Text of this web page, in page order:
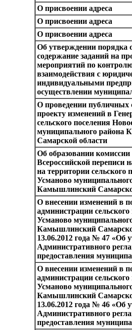
О присвоении адреса
О присвоении адреса
О присвоении адреса
Об утверждении порядка
содержание заданий на
мероприятий по
взаимодействия с
индивидуальными
осуществлении
О проведении публичных
проекту изменений в
сельского поселения
муниципального района
Самарской области
Об образовании
Всероссийской переписи
на территории сельского
Усманово
Камышлинский
О внесении изменений в
администрации
Усманово
Камышлинский
13.06.2012 года № 47 «Об
Административного
предоставления
О внесении изменений в
администрации
Усманово
Камышлинский
13.06.2012 года № 46 «Об
Административного
предоставления